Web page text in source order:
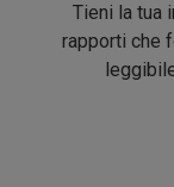
Tieni la tua
rapporti che